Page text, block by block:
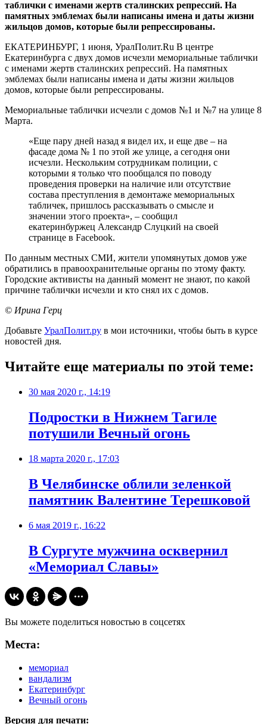
таблички с именами жертв сталинских репрессий. На
памятных эмблемах были написаны имена и даты жизни
жильцов домов, которые были репрессированы.
ЕКАТЕРИНБУРГ, 1 июня, УралПолит.Ru В центре
Екатеринбурга с двух домов исчезли мемориальные таблички
с именами жертв сталинских репрессий. На памятных
эмблемах были написаны имена и даты жизни жильцов
домов, которые были репрессированы.
Мемориальные таблички исчезли с домов №1 и №7 на улице 8
Марта.
«Еще пару дней назад я видел их, и еще две – на
фасаде дома № 1 по этой же улице, а сегодня они
исчезли. Нескольким сотрудникам полиции, с
которыми я только что пообщался по поводу
проведения проверки на наличие или отсутствие
состава преступления в демонтаже мемориальных
табличек, пришлось рассказывать о смысле и
значении этого проекта», – сообщил
екатеринбуржец Александр Слуцкий на своей
странице в Facebook.
По данным местных СМИ, жители упомянутых домов уже
обратились в правоохранительные органы по этому факту.
Городские активисты на данный момент не знают, по какой
причине таблички исчезли и кто снял их с домов.
© Ирина Герц
Добавьте УралПолит.ру в мои источники, чтобы быть в курсе
новостей дня.
Читайте еще материалы по этой теме:
30 мая 2020 г., 14:19
Подростки в Нижнем Тагиле
потушили Вечный огонь
18 марта 2020 г., 17:03
В Челябинске облили зеленкой
памятник Валентине Терешковой
6 мая 2019 г., 16:22
В Сургуте мужчина осквернил
«Мемориал Славы»
Вы можете поделиться новостью в соцсетях
Места:
мемориал
вандализм
Екатеринбург
Вечный огонь
Версия для печати: